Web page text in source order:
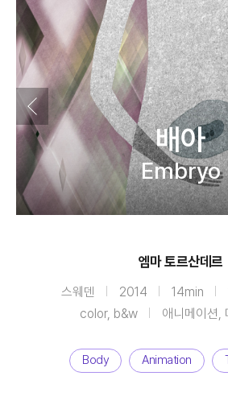
배아
Embryo
엠마 토르산데르
스웨덴 2014 14min
color, b&w
애니메이션,
Body Animation